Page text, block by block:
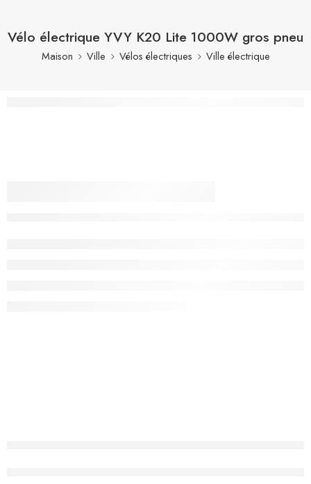
Vélo électrique YVY K20 Lite 1000W gros pneu
Maison Ville Vélos électriques Ville électrique